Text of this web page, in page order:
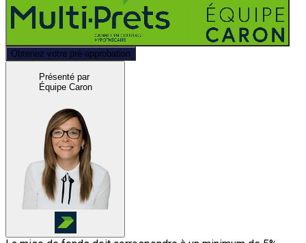
Obtenez votre pré-approbation
Présenté par
Équipe Caron